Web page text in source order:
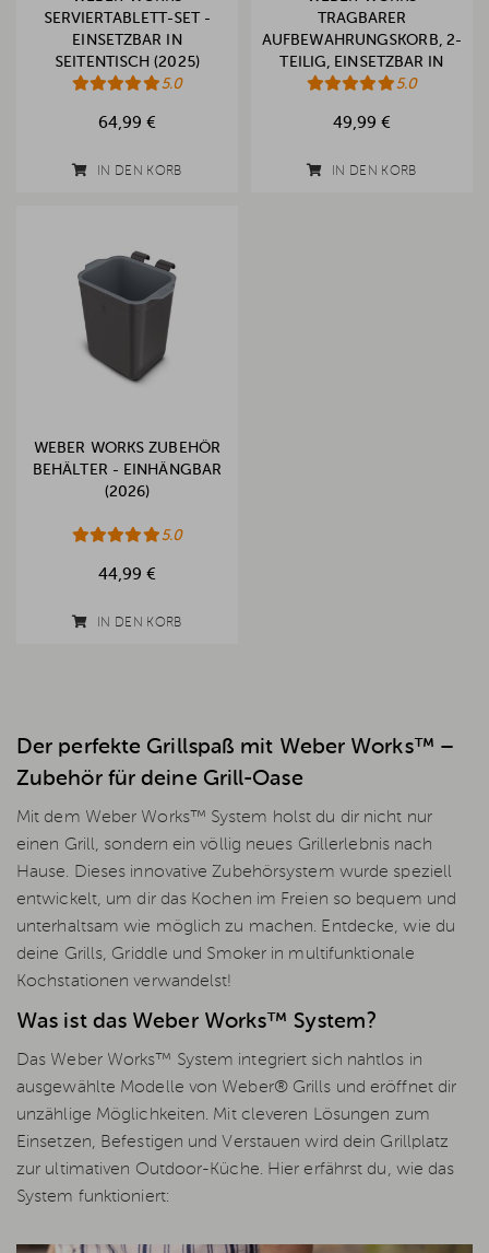
SERVIERTABLETT-SET -
EINSETZBAR IN
SEITENTISCH (2025)
5.0
64,99 €
IN DEN KORB
TRAGBARER
AUFBEWAHRUNGSKORB, 2-
TEILIG, EINSETZBAR IN
SEITENTISCH
5.0
49,99 €
IN DEN KORB
WEBER WORKS ZUBEHÖR
BEHÄLTER - EINHÄNGBAR
(2026)
5.0
44,99 €
IN DEN KORB
Der perfekte Grillspaß mit Weber Works™ –
Zubehör für deine Grill-Oase
Mit dem Weber Works™ System holst du dir nicht nur
einen Grill, sondern ein völlig neues Grillerlebnis nach
Hause. Dieses innovative Zubehörsystem wurde speziell
entwickelt, um dir das Kochen im Freien so bequem und
unterhaltsam wie möglich zu machen. Entdecke, wie du
deine Grills, Griddle und Smoker in multifunktionale
Kochstationen verwandelst!
Was ist das Weber Works™ System?
Das Weber Works™ System integriert sich nahtlos in
ausgewählte Modelle von Weber® Grills und eröffnet dir
unzählige Möglichkeiten. Mit cleveren Lösungen zum
Einsetzen, Befestigen und Verstauen wird dein Grillplatz
zur ultimativen Outdoor-Küche. Hier erfährst du, wie das
System funktioniert: